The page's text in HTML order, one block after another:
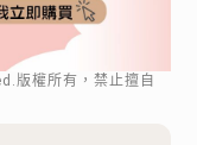
版權所有，禁止擅自